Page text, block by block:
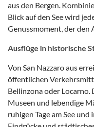
aus den Bergen.
Blick auf den See wird
Genussmoment, der
Ausflüge in historische
Von San Nazzaro aus
öffentlichen
Bellinzona oder Locarno.
Museen und lebendige
ruhigen Tage am See